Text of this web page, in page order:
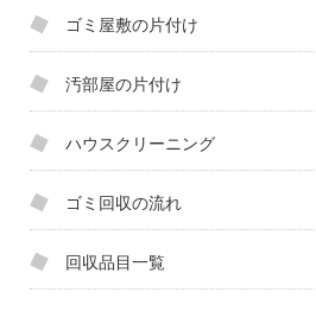
ゴミ屋敷の片付け
汚部屋の片付け
ハウスクリーニング
ゴミ回収の流れ
回収品目一覧